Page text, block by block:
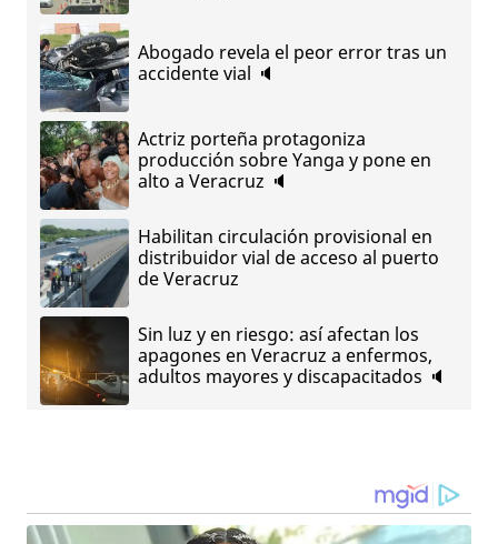
Abogado revela el peor error tras un
accidente vial 🔈
Actriz porteña protagoniza
producción sobre Yanga y pone en
alto a Veracruz 🔈
Habilitan circulación provisional en
distribuidor vial de acceso al puerto
de Veracruz
Sin luz y en riesgo: así afectan los
apagones en Veracruz a enfermos,
adultos mayores y discapacitados 🔈